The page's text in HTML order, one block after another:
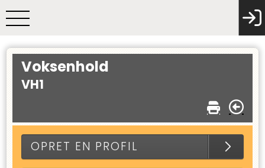
Voksenhold
VH1
OPRET EN PROFIL